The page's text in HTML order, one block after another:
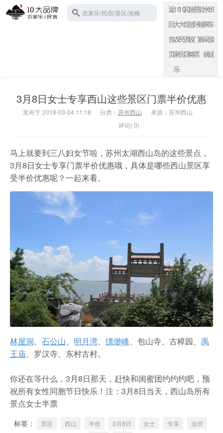
农家乐/民宿/景区/攻略
返
回
首
页
10
大
农
家
乐
10
大
民
宿
宾
馆
酒
店
旅
游
攻
略
景
区
门
票
碧
螺
春
水
果
采
摘
班
车
接
送
3月8日女士专享西山这些景区门票半价优惠
发布于 2018-03-04 11:18 分类： 苏州西山
来源：苏州西山
评论( 0)
马上就要到三八妇女节啦，苏州太湖西山岛的这些景点，
3月8日女士专享门票半价优惠哦，具体是哪些西山景区享
受半价优惠呢？一起来看。
林屋洞、 石公山、 明月湾、 缥缈峰、包山寺、古樟园、 禹
王庙、罗汉寺、东村古村。
你还在等什么，3月8日那天，赶快和闺蜜团约约约吧，预
祝所有女性同胞节日快乐！注：3月8日当天，西山岛所有
景点女士半票
标签： 景区 西山 半价 3月8日 女士 专享
这些